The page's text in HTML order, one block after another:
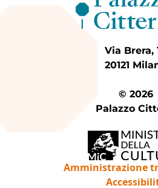
Via Brera,
20121
© 2026
Palazzo
Amministrazione